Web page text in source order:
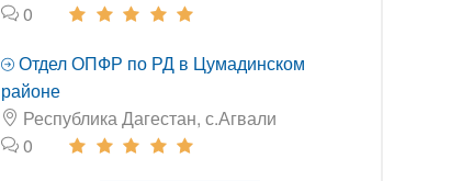
0
Отдел ОПФР по РД в Цумадинском
районе
Республика Дагестан, с.Агвали
0